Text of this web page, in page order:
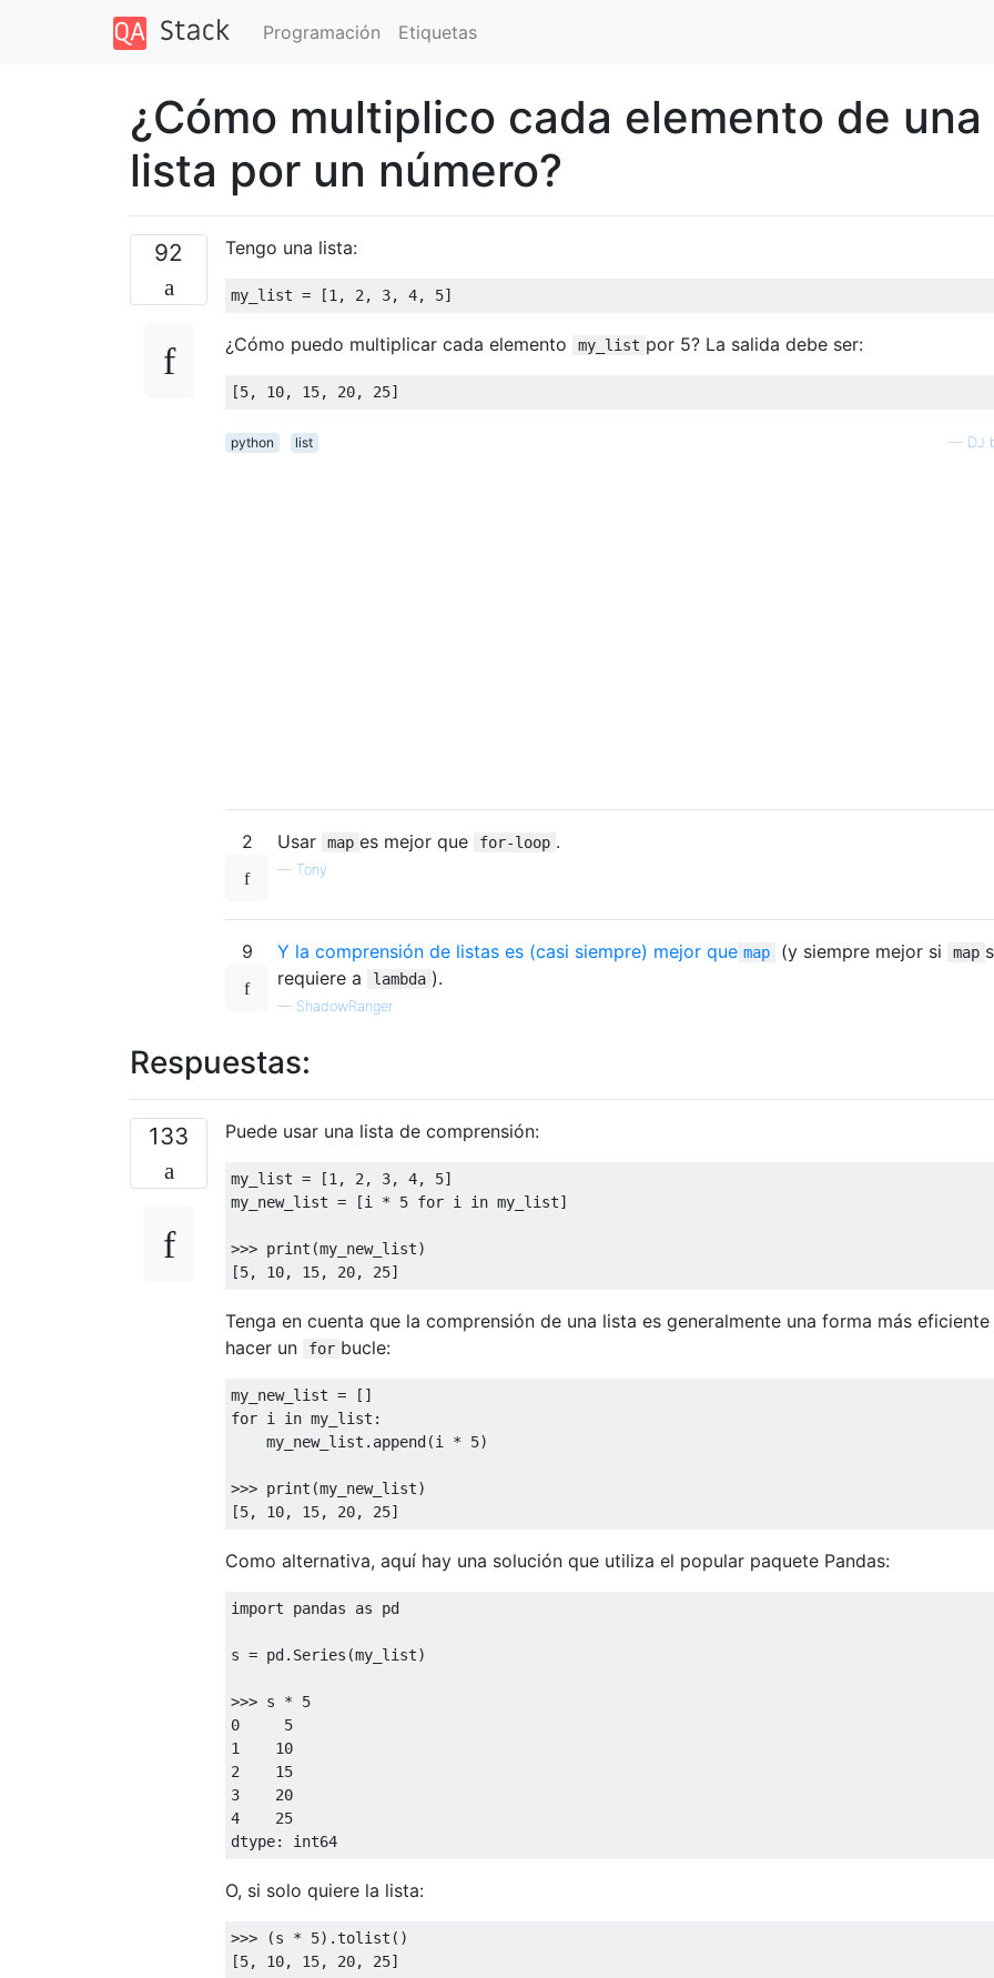
Programación Etiquetas
¿Cómo multiplico cada elemento de una
lista por un número?
92 Tengo una lista:
my_list = [1 , 2 , 3, 4, 5
¿Cómo puedo multiplicar cada elemento my_list por 5? La salida debe ser:
[5, 10, 15, 20, 25
python list — DJ
2 Usar map es mejor que for-loop .
— Tony
9 Y la comprensión de listas es (casi siempre) mejor que map (y siempre mejor si map
requiere a
lambda ).
— ShadowRanger
Respuestas:
133 Puede usar una lista de comprensión:
my_list = [1 , 2 , 3, 4, 5]
my_new_list = [i * 5 for i in my_list]
>>> print(my_new_list)
[5, 10, 15, 20, 25
Tenga en cuenta que la comprensión de una lista es generalmente una forma más eficiente
hacer un
for bucle:
for i in my_list:
    my_new_list.append(i *
5)
>>> print(my_new_list)
[5, 10, 15, 20, 25
Como alternativa, aquí hay una solución que utiliza el popular paquete Pandas:
import pandas as pd
s = pd.Series(my_list)
>>> s * 5
0
5
1
10
2
15
3
20
4
25
O, si solo quiere la lista:
>>> (s * 5).tolist()
[5, 10, 15, 20, 25